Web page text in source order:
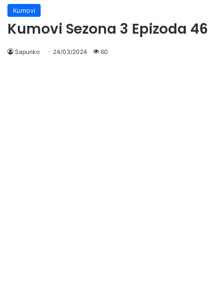
Kumovi
Kumovi Sezona 3 Epizoda 46
Sapunko 24/03/2024 60